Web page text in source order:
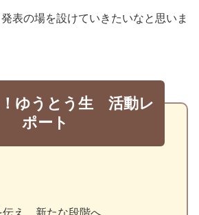
表の場を設けていきたいなと思いま
ゆうとう生 活動レ
ポート
伝え、新たな段階へ